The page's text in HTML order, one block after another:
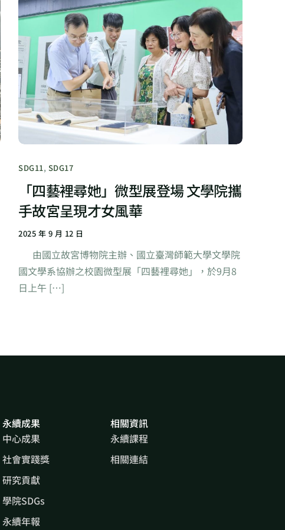
SDG11, SDG17
「四藝裡尋她」微型展登場 文學院攜
手故宮呈現才女風華
2025 年 9 月 12 日
由國立故宮博物院主辦、國立臺灣師範大學文學院
國文學系協辦之校園微型展「四藝裡尋她」，於9月8
日上午 […]
永續成果
中心成果
社會實踐獎
研究貢獻
學院SDGs
永續年報
相關資訊
永續課程
相關連結